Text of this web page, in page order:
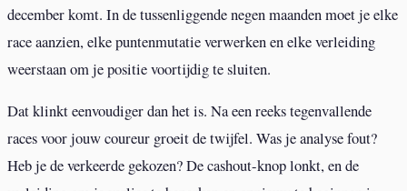
december komt. In de tussenliggende negen maanden moet je elke
race aanzien, elke puntenmutatie verwerken en elke verleiding
weerstaan om je positie voortijdig te sluiten.
Dat klinkt eenvoudiger dan het is. Na een reeks tegenvallende
races voor jouw coureur groeit de twijfel. Was je analyse fout?
Heb je de verkeerde gekozen? De cashout-knop lonkt, en de